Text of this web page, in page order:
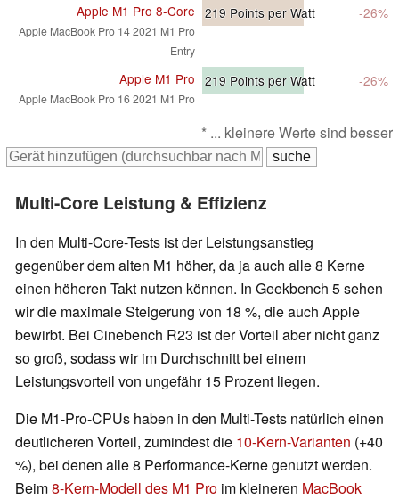
Apple M1 Pro 8-Core
Apple MacBook Pro 14 2021 M1 Pro
Entry
219 Points per Watt -26%
Apple M1 Pro
Apple MacBook Pro 16 2021 M1 Pro
219 Points per Watt -26%
* ... kleinere Werte sind besser
Multi-Core Leistung & Effizienz
In den Multi-Core-Tests ist der Leistungsanstieg
gegenüber dem alten M1 höher, da ja auch alle 8 Kerne
einen höheren Takt nutzen können. In Geekbench 5 sehen
wir die maximale Steigerung von 18 %, die auch Apple
bewirbt. Bei Cinebench R23 ist der Vorteil aber nicht ganz
so groß, sodass wir im Durchschnitt bei einem
Leistungsvorteil von ungefähr 15 Prozent liegen.
Die M1-Pro-CPUs haben in den Multi-Tests natürlich einen
deutlicheren Vorteil, zumindest die 10-Kern-Varianten (+40
%), bei denen alle 8 Performance-Kerne genutzt werden.
Beim8-Kern-Modell des M1 Pro im kleineren MacBook